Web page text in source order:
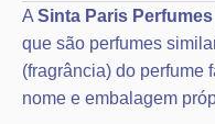
A Sinta Paris Perfumes
que são perfumes
(fragrância) do perfume
nome e embalagem